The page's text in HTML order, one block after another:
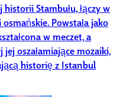
Stambułu, łączy w
Powstała jako
w meczet, a
oszałamiające mozaiki,
historię z Istanbul